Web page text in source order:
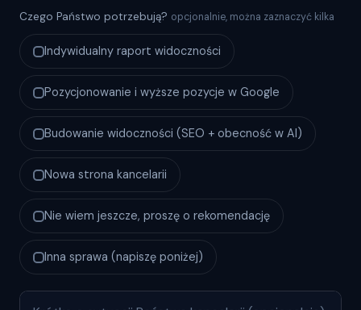
Czego Państwo potrzebują? opcjonalnie, można zaznaczyć kilka
Indywidualny raport widoczności
Pozycjonowanie i wyższe pozycje w Google
Budowanie widoczności (SEO + obecność w AI)
Nowa strona kancelarii
Nie wiem jeszcze, proszę o rekomendację
Inna sprawa (napiszę poniżej)